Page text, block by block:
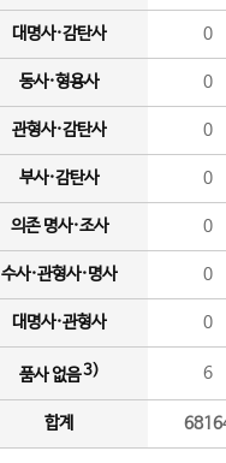
대명사·감탄사 0
동사·형용사 0
관형사·감탄사 0
부사·감탄사 0
의존 명사·조사 0
수사·관형사·명사 0
대명사·관형사 0
품사 없음3) 6
합계